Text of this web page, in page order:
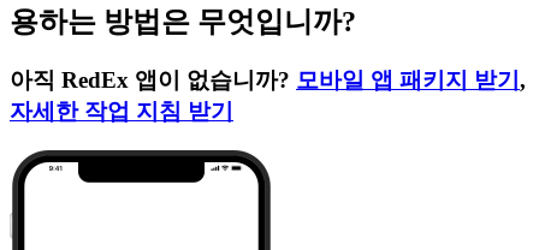
용하는 방법은 무엇입니까?
아직 RedEx 앱이 없습니까? 모바일 앱 패키지 받기 ,
자세한 작업 지침 받기